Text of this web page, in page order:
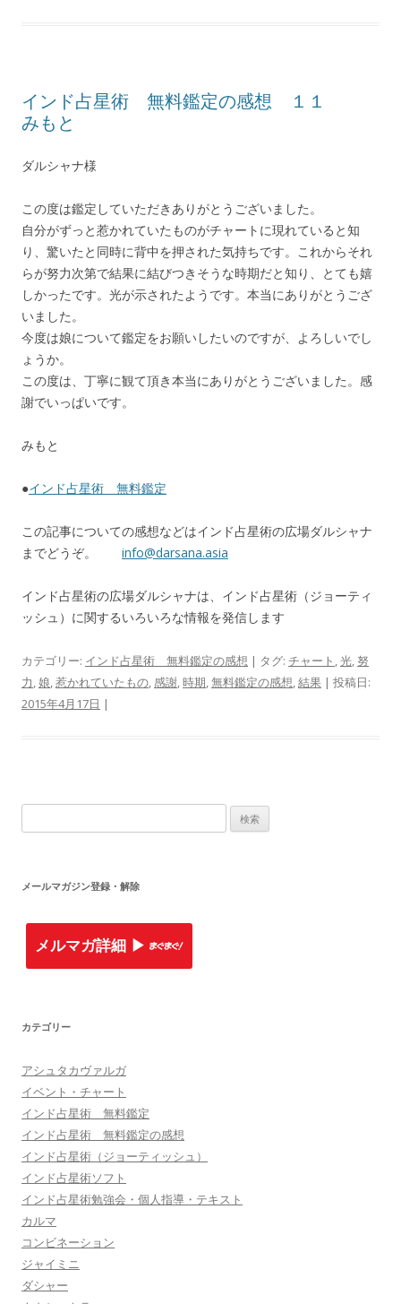
インド占星術 無料鑑定の感想 １１
みもと
ダルシャナ様
この度は鑑定していただきありがとうございました。
自分がずっと惹かれていたものがチャートに現れていると知
り、驚いたと同時に背中を押された気持ちです。これからそれ
らが努力次第で結果に結びつきそうな時期だと知り、とても嬉
しかったです。光が示されたようです。本当にありがとうござ
いました。
今度は娘について鑑定をお願いしたいのですが、よろしいでし
ょうか。
この度は、丁寧に観て頂き本当にありがとうございました。感
謝でいっぱいです。
みもと
●インド占星術 無料鑑定
この記事についての感想などはインド占星術の広場ダルシャナ
までどうぞ。 info@darsana.asia
インド占星術の広場ダルシャナは、インド占星術（ジョーティ
ッシュ）に関するいろいろな情報を発信します
カテゴリー: インド占星術 無料鑑定の感想 | タグ: チャート ,光, 努
力,娘,惹かれていたもの, 感謝,時期,無料鑑定の感想,結果 | 投稿日:
2015年4月17日 |
メールマガジン登録・解除
メルマガ詳細 ▶︎
カテゴリー
アシュタカヴァルガ
イベント・チャート
インド占星術 無料鑑定
インド占星術 無料鑑定の感想
インド占星術（ジョーティッシュ）
インド占星術ソフト
インド占星術勉強会・個人指導・テキスト
カルマ
コンビネーション
ジャイミニ
ダシャー